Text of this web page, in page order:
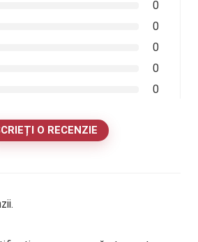
0
0
0
0
0
O RECENZIE